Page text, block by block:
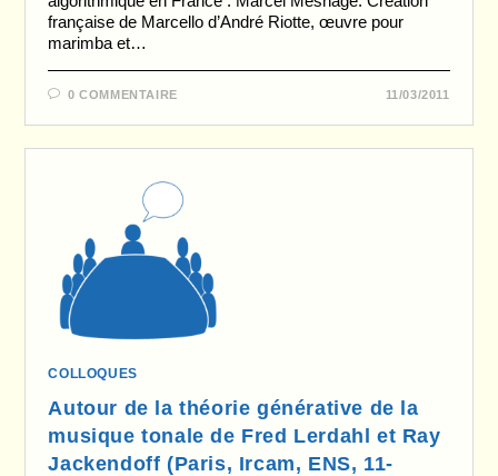
française de Marcello d’André Riotte, œuvre pour
marimba et…
0 COMMENTAIRE 11/03/2011
COLLOQUES
Autour de la théorie générative de la
musique tonale de Fred Lerdahl et Ray
Jackendoff (Paris, Ircam, ENS, 11-